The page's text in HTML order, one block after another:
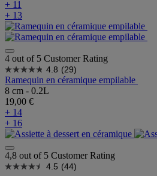
+ 11
+ 13
4 out of 5 Customer Rating
4.8 (29)
Ramequin en céramique empilable
8 cm - 0.2L
19,00 €
+ 14
+ 16
4,8 out of 5 Customer Rating
4.5 (44)